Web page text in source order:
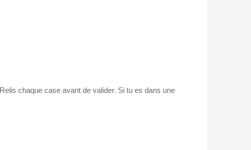
chaque case avant de valider. Si tu es dans une